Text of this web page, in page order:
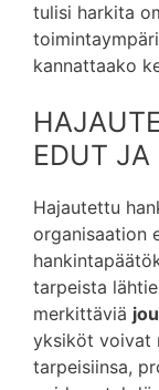
tulisi harkita
kannattaako
EDUT JA
Hajautettu
organisaation
tarpeista
merkittäviä
yksiköt voivat
tarpeisiinsa,